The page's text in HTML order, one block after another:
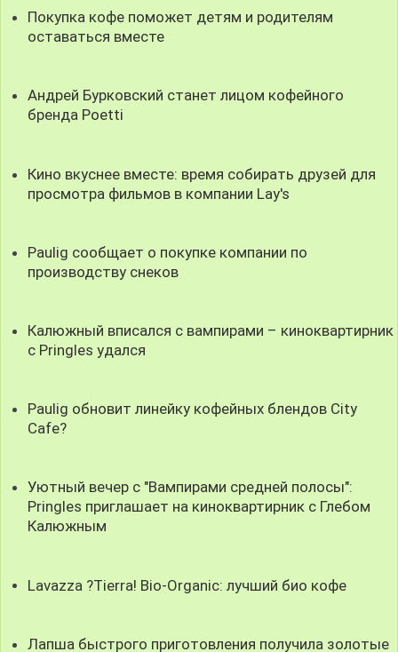
Покупка кофе поможет детям и родителям
оставаться вместе
Андрей Бурковский станет лицом кофейного
бренда Poetti
Кино вкуснее вместе: время собирать друзей для
просмотра фильмов в компании Lay's
Paulig сообщает о покупке компании по
производству снеков
Калюжный вписался с вампирами – киноквартирник
с Pringles удался
Paulig обновит линейку кофейных блендов City
Cafe?
Уютный вечер с "Вампирами средней полосы":
Pringles приглашает на киноквартирник с Глебом
Калюжным
Lavazza ?Tierra! Bio-Organic: лучший био кофе
Лапша быстрого приготовления получила золотые